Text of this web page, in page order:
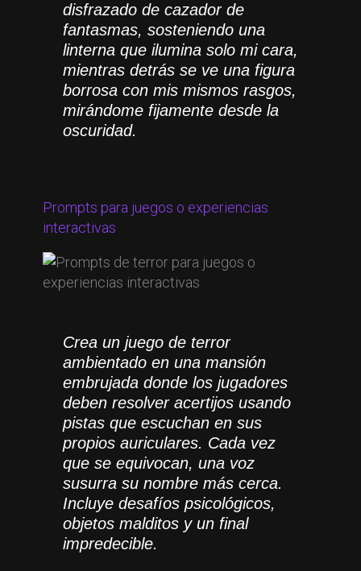
disfrazado de cazador de
fantasmas, sosteniendo una
linterna que ilumina solo mi cara,
mientras detrás se ve una figura
borrosa con mis mismos rasgos,
mirándome fijamente desde la
oscuridad.
Prompts para juegos o experiencias
interactivas
Crea un juego de terror
ambientado en una mansión
embrujada donde los jugadores
deben resolver acertijos usando
pistas que escuchan en sus
propios auriculares. Cada vez
que se equivocan, una voz
susurra su nombre más cerca.
Incluye desafíos psicológicos,
objetos malditos y un final
impredecible.